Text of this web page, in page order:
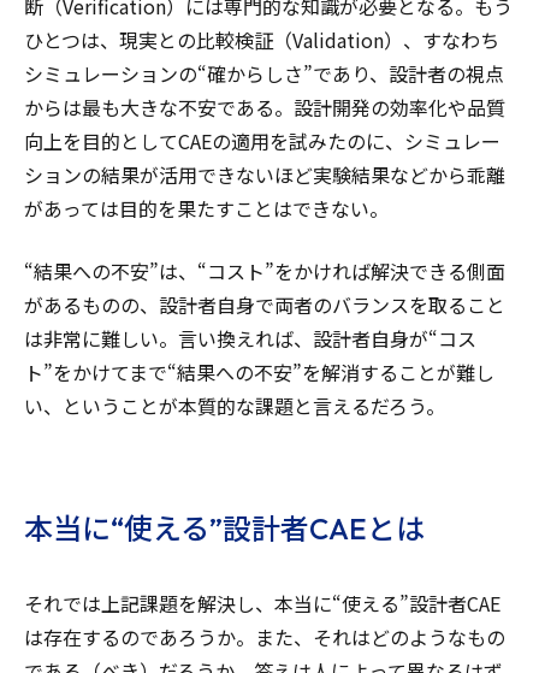
断（Verification）には専門的な知識が必要となる。もう
ひとつは、現実との比較検証（Validation）、すなわち
シミュレーションの“確からしさ”であり、設計者の視点
からは最も大きな不安である。設計開発の効率化や品質
向上を目的としてCAEの適用を試みたのに、シミュレー
ションの結果が活用できないほど実験結果などから乖離
があっては目的を果たすことはできない。
“結果への不安”は、“コスト”をかければ解決できる側面
があるものの、設計者自身で両者のバランスを取ること
は非常に難しい。言い換えれば、設計者自身が“コス
ト”をかけてまで“結果への不安”を解消することが難し
い、ということが本質的な課題と言えるだろう。
本当に“使える”設計者CAEとは
それでは上記課題を解決し、本当に“使える”設計者CAE
は存在するのであろうか。また、それはどのようなもの